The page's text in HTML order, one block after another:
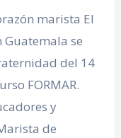
marista El
Guatemala se
del 14
FORMAR.
y
de